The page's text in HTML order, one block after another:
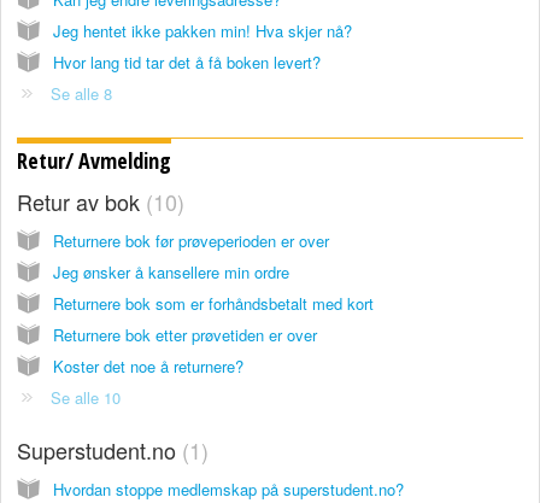
Jeg hentet ikke pakken min! Hva skjer nå?
Hvor lang tid tar det å få boken levert?
Se alle 8
Retur/ Avmelding
Retur av bok 10
Returnere bok før prøveperioden er over
Jeg ønsker å kansellere min ordre
Returnere bok som er forhåndsbetalt med kort
Returnere bok etter prøvetiden er over
Koster det noe å returnere?
Se alle 10
Superstudent.no 1
Hvordan stoppe medlemskap på superstudent.no?